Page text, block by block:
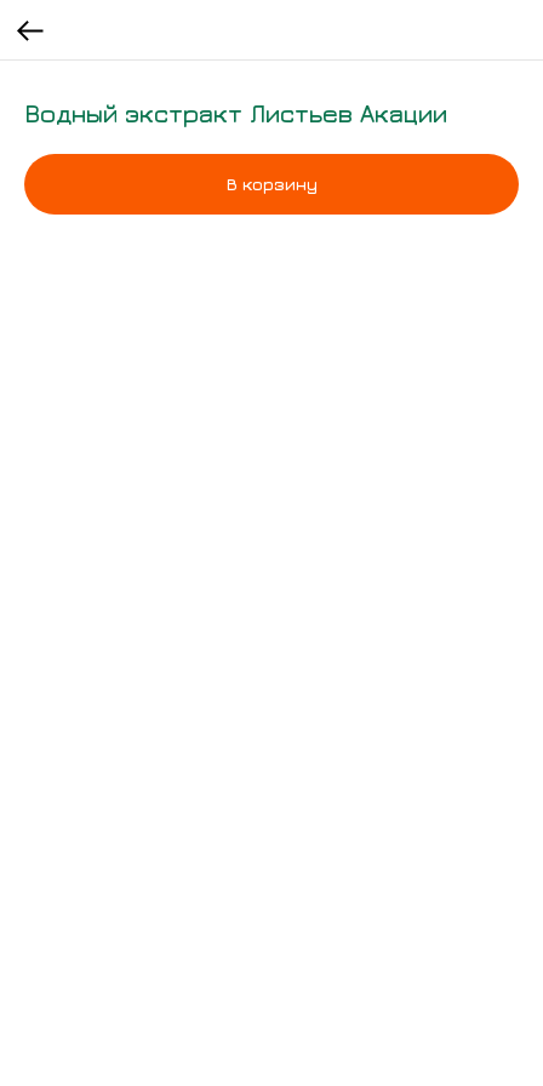
Водный экстракт Листьев Акации
В корзину